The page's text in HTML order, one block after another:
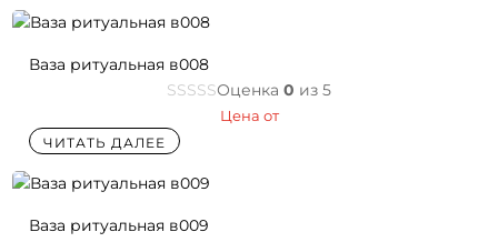
Ваза ритуальная в008
Оценка 0 из 5
Цена от
ЧИТАТЬ ДАЛЕЕ
Ваза ритуальная в009